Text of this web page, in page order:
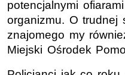
potencjalnymi
organizmu. O trudnej
znajomego my
Miejski Ośrodek